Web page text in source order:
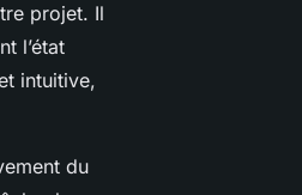
projet. Il
l’état
intuitive,
du